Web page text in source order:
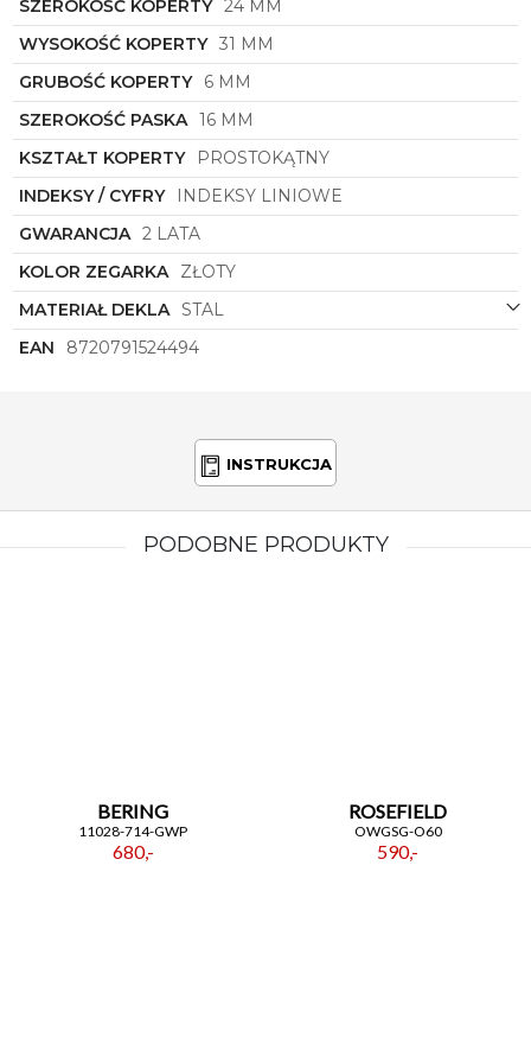
prawdziwy klejnot, który dopełni każdą stylizację i
podkreśli indywidualny styl właścicielki. Zegarek
Rosefieldz pewnością stanie się ulubionym
dodatkiem do garderoby każdej eleganckiej kobiety,
która ceni luksus, jakość i wyjątkowy design.
SZEROKOŚĆ KOPERTY 24 MM
WYSOKOŚĆ KOPERTY 31 MM
GRUBOŚĆ KOPERTY 6 MM
SZEROKOŚĆ PASKA 16 MM
KSZTAŁT KOPERTY
PROSTOKĄTNY
INDEKSY / CYFRY
INDEKSY LINIOWE
GWARANCJA 2 LATA
KOLOR ZEGARKA ZŁOTY
MATERIAŁ DEKLA STAL
EAN
8720791524494
INSTRUKCJA
PODOBNE PRODUKTY
BERING
11028-714-GWP
680,-
ROSEFIELD
OWGSG-O60
590,-